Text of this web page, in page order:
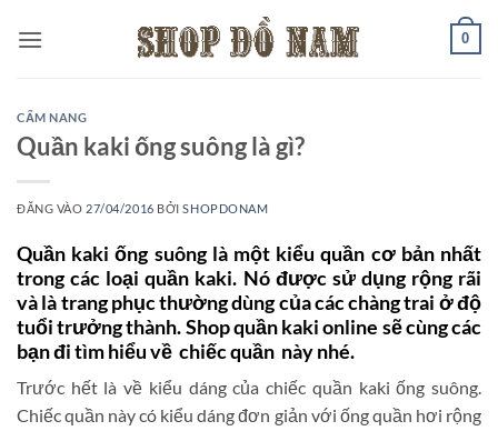
qua
0
CẨM NANG
Quần kaki ống suông là gì?
ĐĂNG VÀO 27/04/2016 BỞISHOPDONAM
Quần kaki ống suông là một kiểu quần cơ bản nhất
trong các loại quần kaki. Nó được sử dụng rộng rãi
và là trang phục thường dùng của các chàng trai ở độ
tuổi trưởng thành. Shop quần kaki online sẽ cùng các
bạn đi tìm hiểu về chiếc quần này nhé.
Trước hết là về kiểu dáng của chiếc quần kaki ống suông.
Chiếc quần này có kiểu dáng đơn giản với ống quần hơi rộng